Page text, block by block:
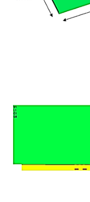
図5.金属
図6.金属と